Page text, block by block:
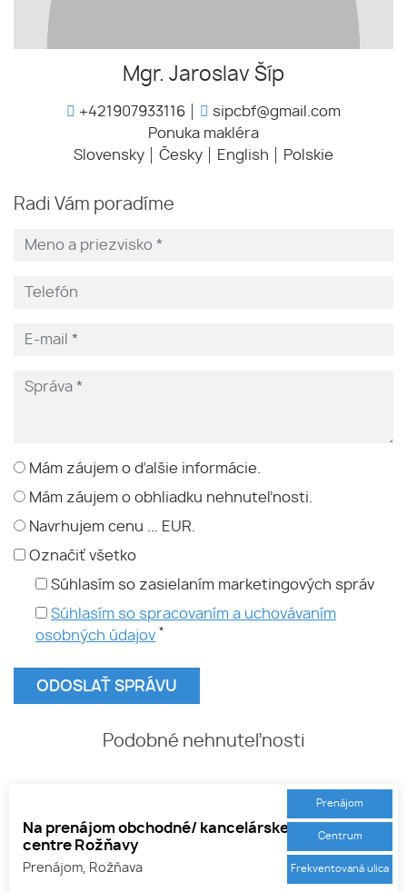
Mgr. Jaroslav Šíp
+421907933116
sipcbf@gmail.com
Ponuka makléra
Slovensky
Česky English Polskie
Radi Vám poradíme
Mám záujem o ďalšie informácie.
Mám záujem o obhliadku nehnuteľnosti.
Navrhujem cenu ... EUR.
Označiť všetko
Súhlasím so zasielaním marketingových správ
Súhlasím so spracovaním a uchovávaním
osobných údajov *
Podobné nehnuteľnosti
Na prenájom obchodné/ kancelárske priestory v
centre Rožňavy
Prenájom, Rožňava
Prenájom
Centrum
Frekventovaná ulica